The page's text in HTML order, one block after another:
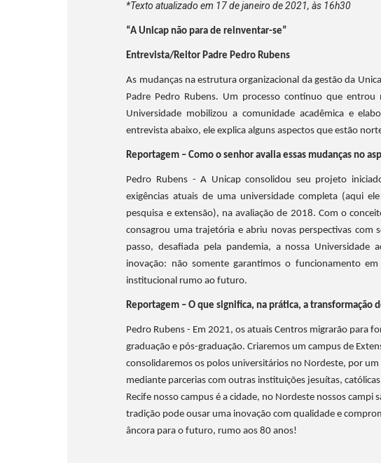
*Texto atualizado em 17 de janeiro de 2021, às 16h30
“A Unicap não para de reinventar-se”
Entrevista/Reitor Padre Pedro Rubens
As mudanças na estrutura organizacional da gestão da
Padre Pedro Rubens. Um processo contínuo que
Universidade mobilizou a comunidade acadêmica e
entrevista abaixo, ele explica alguns aspectos que estão
Reportagem – Como o senhor avalia essas mudanças no
Pedro Rubens - A Unicap consolidou seu projeto
exigências atuais de uma universidade completa (aqui
pesquisa e extensão), na avaliação de 2018. Com o
consagrou uma trajetória e abriu novas perspectivas com
passo, desafiada pela pandemia, a nossa Universidade
inovação: não somente garantimos o funcionamento
institucional rumo ao futuro.
Reportagem – O que significa, na prática, a transformação
Pedro Rubens - Em 2021, os atuais Centros migrarão para
graduação e pós-graduação. Criaremos um campus de
consolidaremos os polos universitários no Nordeste, por
mediante parcerias com outras instituições jesuítas,
Recife nosso campus é a cidade, no Nordeste nossos campi
tradição pode ousar uma inovação com qualidade e
âncora para o futuro, rumo aos 80 anos!